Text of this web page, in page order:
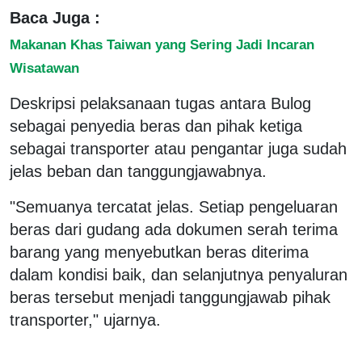
Baca Juga :
Makanan Khas Taiwan yang Sering Jadi Incaran
Wisatawan
Deskripsi pelaksanaan tugas antara Bulog
sebagai penyedia beras dan pihak ketiga
sebagai transporter atau pengantar juga sudah
jelas beban dan tanggungjawabnya.
"Semuanya tercatat jelas. Setiap pengeluaran
beras dari gudang ada dokumen serah terima
barang yang menyebutkan beras diterima
dalam kondisi baik, dan selanjutnya penyaluran
beras tersebut menjadi tanggungjawab pihak
transporter," ujarnya.